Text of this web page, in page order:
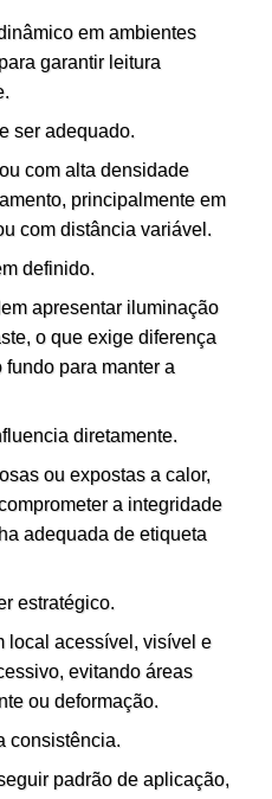
em ambientes
garantir leitura
ser adequado.
com alta densidade
principalmente em
com distância variável.
definido.
apresentar iluminação
o que exige diferença
para manter a
diretamente.
ou expostas a calor,
a integridade
adequada de etiqueta
estratégico.
local acessível, visível e
evitando áreas
ou deformação.
consistência.
padrão de aplicação,